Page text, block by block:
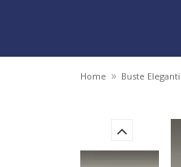
Home » Buste Eleganti